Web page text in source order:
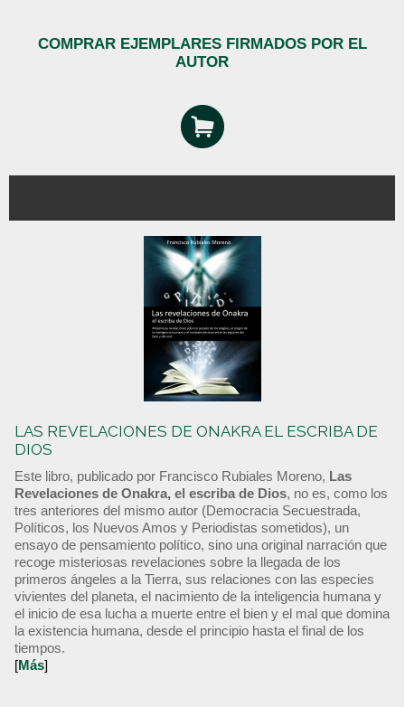
COMPRAR EJEMPLARES FIRMADOS POR EL
AUTOR
LAS REVELACIONES DE ONAKRA EL ESCRIBA DE
DIOS
Este libro, publicado por Francisco Rubiales Moreno, Las
Revelaciones de Onakra, el escriba de Dios, no es, como los
tres anteriores del mismo autor (Democracia Secuestrada,
Políticos, los Nuevos Amos y Periodistas sometidos), un
ensayo de pensamiento político, sino una original narración que
recoge misteriosas revelaciones sobre la llegada de los
primeros ángeles a la Tierra, sus relaciones con las especies
vivientes del planeta, el nacimiento de la inteligencia humana y
el inicio de esa lucha a muerte entre el bien y el mal que domina
la existencia humana, desde el principio hasta el final de los
tiempos.
[Más]